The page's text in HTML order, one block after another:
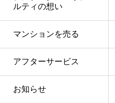
ルティの想い
マンションを売る
アフターサービス
お知らせ